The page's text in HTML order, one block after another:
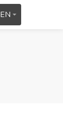
EN